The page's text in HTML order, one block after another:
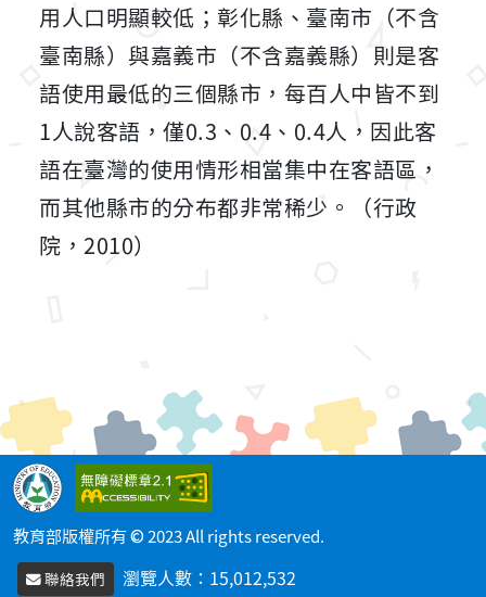
用人口明顯較低；彰化縣、臺南市（不含
臺南縣）與嘉義市（不含嘉義縣）則是客
語使用最低的三個縣市，每百人中皆不到
1人說客語，僅0.3、0.4、0.4人，因此客
語在臺灣的使用情形相當集中在客語區，
而其他縣市的分布都非常稀少。（行政
院，2010）
教育部版權所有 © 2023 All rights reserved.
聯絡我們 瀏覽人數： 15,012,532